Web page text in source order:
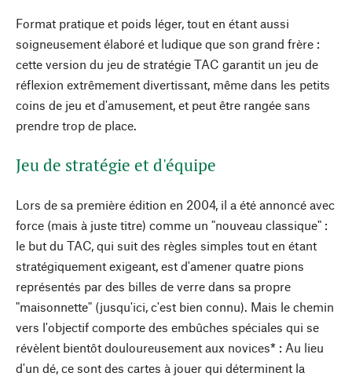
Format pratique et poids léger, tout en étant aussi
soigneusement élaboré et ludique que son grand frère :
cette version du jeu de stratégie TAC garantit un jeu de
réflexion extrêmement divertissant, même dans les petits
coins de jeu et d'amusement, et peut être rangée sans
prendre trop de place.
Jeu de stratégie et d'équipe
Lors de sa première édition en 2004, il a été annoncé avec
force (mais à juste titre) comme un "nouveau classique" :
le but du TAC, qui suit des règles simples tout en étant
stratégiquement exigeant, est d'amener quatre pions
représentés par des billes de verre dans sa propre
"maisonnette" (jusqu'ici, c'est bien connu). Mais le chemin
vers l'objectif comporte des embûches spéciales qui se
révèlent bientôt douloureusement aux novices* : Au lieu
d'un dé, ce sont des cartes à jouer qui déterminent la